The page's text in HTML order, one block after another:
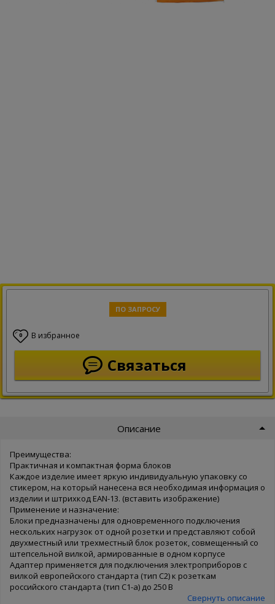
ПО ЗАПРОСУ
0 В избранное
Связаться
Описание
Преимущества:
Практичная и компактная форма блоков
Каждое изделие имеет яркую индивидуальную упаковку со
стикером, на который нанесена вся необходимая информация о
изделии и штрихкод EAN-13. (вставить изображение)
Применение и назначение:
Блоки предназначены для одновременного подключения
нескольких нагрузок от одной розетки и представляют собой
двухместный или трехместный блок розеток, совмещенный со
штепсельной вилкой, армированные в одном корпусе
Адаптер применяется для подключения электроприборов с
вилкой европейского стандарта (тип С2) к розеткам
российского стандарта (тип С1-а) до 250 В
Свернуть описание